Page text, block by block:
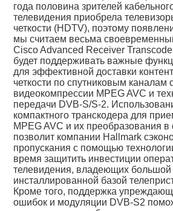
года половина зрителей
телевидения приобрела
четкости (HDTV), поэтому
мы считаем весьма
Cisco Advanced Receiver
будет поддерживать важные
для эффективной доставки
четкости по спутниковым каналам
видеокомпрессии MPEG AVC и
передачи DVB-S/S-2.
компактного транскодера для
MPEG AVC и их преобразования
позволит компании Hallmark
пропускания с помощью
время защитить инвестиции
телевидения, владеющих большой
инсталлированной базой
Кроме того, поддержка
ошибок и модуляции DVB-S2